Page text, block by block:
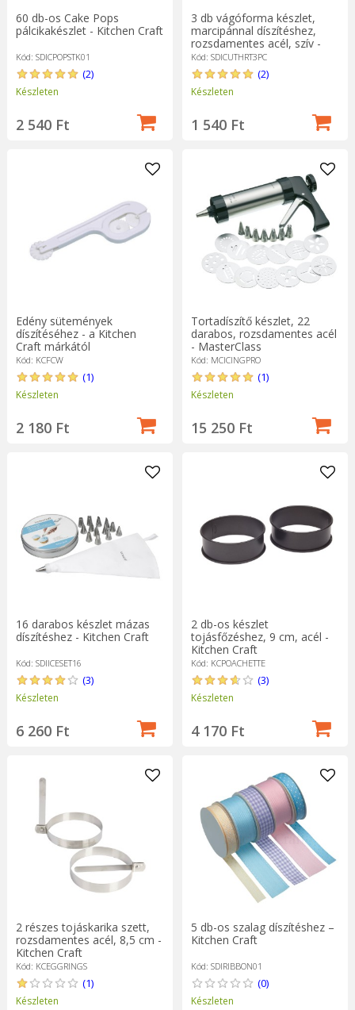
60 db-os Cake Pops
pálcikakészlet - Kitchen Craft
Kód: SDICPOPSTK01
(2)
Készleten
2 540 Ft
3 db vágóforma készlet,
marcipánnal díszítéshez,
rozsdamentes acél, szív -
Kitchen Craft
Kód: SDICUTHRT3PC
(2)
Készleten
1 540 Ft
Edény sütemények
díszítéséhez - a Kitchen
Craft márkától
Kód: KCFCW
(1)
Készleten
2 180 Ft
Tortadíszítő készlet, 22
darabos, rozsdamentes acél
- MasterClass
Kód: MCICINGPRO
(1)
Készleten
15 250 Ft
16 darabos készlet mázas
díszítéshez - Kitchen Craft
Kód: SDIICESET16
(3)
Készleten
6 260 Ft
2 db-os készlet
tojásfőzéshez, 9 cm, acél -
Kitchen Craft
Kód: KCPOACHETTE
(3)
Készleten
4 170 Ft
2 részes tojáskarika szett,
rozsdamentes acél, 8,5 cm -
Kitchen Craft
Kód: KCEGGRINGS
(1)
Készleten
5 db-os szalag díszítéshez –
Kitchen Craft
Kód: SDIRIBBON01
(0)
Készleten